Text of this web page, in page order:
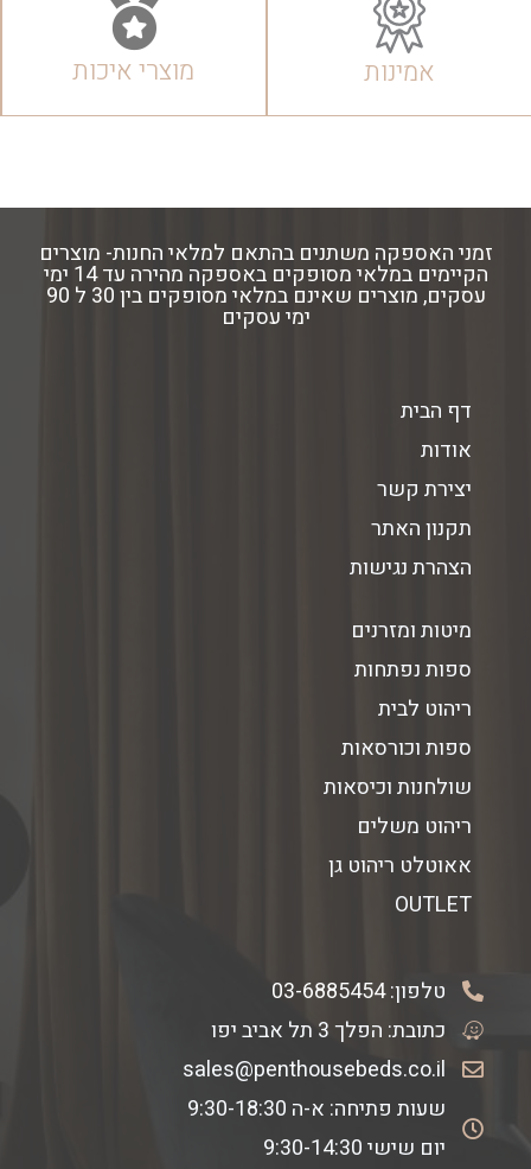
אמינות מוצרי איכות
זמני האספקה משתנים בהתאם למלאי החנות- מוצרים
הקיימים במלאי מסופקים באספקה מהירה עד 14 ימי
עסקים, מוצרים שאינם במלאי מסופקים בין 30 ל 90
ימי עסקים
דף הבית
אודות
יצירת קשר
תקנון האתר
הצהרת נגישות
מיטות ומזרנים
ספות נפתחות
ריהוט לבית
ספות וכורסאות
שולחנות וכיסאות
ריהוט משלים
אאוטלט ריהוט גן
OUTLET
טלפון:03-6885454
כתובת: הפלך 3 תל אביב יפו
sales@penthousebeds.co.il
שעות פתיחה: א-ה 9:30-18:30
יום שישי 9:30-14:30